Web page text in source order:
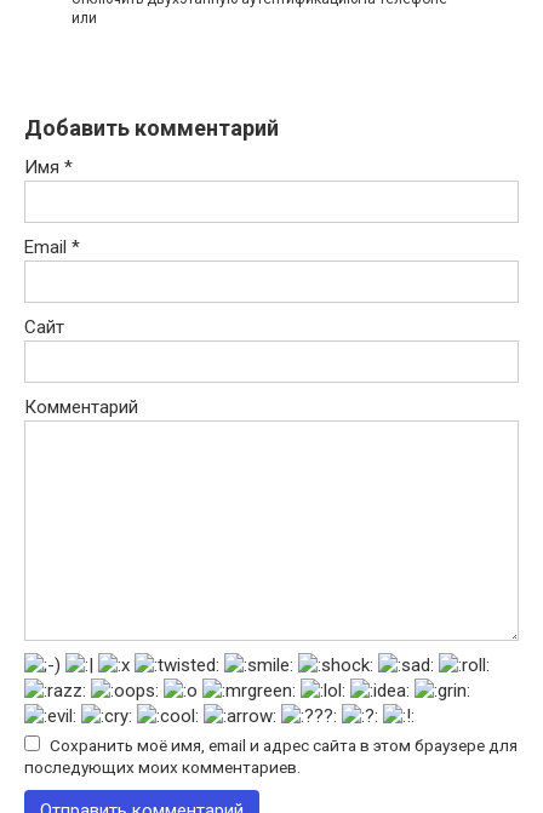
или
Добавить комментарий
Имя *
Email *
Сайт
Комментарий
Сохранить моё имя, email и адрес сайта в этом браузере для
последующих моих комментариев.